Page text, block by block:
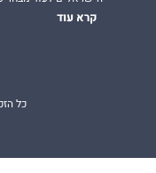
קרא עוד
כל